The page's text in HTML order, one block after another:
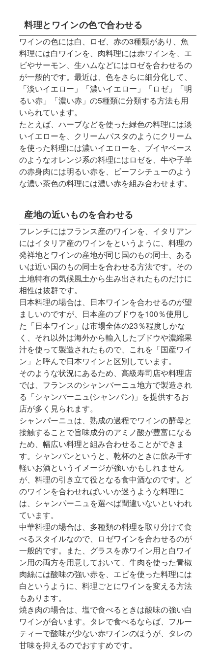
料理とワインの色で合わせる
ワインの色には白、ロゼ、赤の3種類があり、魚
料理には白ワインを、肉料理には赤ワインを、エ
ビやサーモン、生ハムなどにはロゼを合わせるの
が一般的です。最近は、色をさらに細分化して、
「淡いイエロー」「濃いイエロー」「ロゼ」「明
るい赤」「濃い赤」の5種類に分類する方法も用
いられています。
たとえば、ハーブなどを使った緑色の料理には淡
いイエローを、クリームパスタのようにクリーム
を使った料理には濃いイエローを、ブイヤベース
のようなオレンジ系の料理にはロゼを、牛や子羊
の赤身肉には明るい赤を、ビーフシチューのよう
な濃い茶色の料理には濃い赤を組み合わせます。
産地の近いものを合わせる
フレンチにはフランス産のワインを、イタリアン
にはイタリア産のワインをというように、料理の
発祥地とワインの産地が同じ国のもの同士、ある
いは近い国のもの同士を合わせる方法です。その
土地特有の気候風土から生み出されたものだけに
相性は抜群です。
日本料理の場合は、日本ワインを合わせるのが望
ましいのですが、日本産のブドウを100％使用し
た「日本ワイン」は市場全体の23％程度しかな
く、それ以外は海外から輸入したブドウや濃縮果
汁を使って製造されたもので、これを「国産ワイ
ン」と呼んで日本ワインと区別しています。
そのような状況にあるため、高級寿司店や料理店
では、フランスのシャンパーニュ地方で製造され
る「シャンパーニュ(シャンパン)」を提供するお
店が多く見られます。
シャンパーニュは、熟成の過程でワインの酵母と
接触することで旨味成分のアミノ酸が豊富になる
ため、幅広い料理と組み合わせることができま
す。シャンパンというと、乾杯のときに飲み干す
軽いお酒というイメージが強いかもしれません
が、料理の引き立て役となる食中酒なのです。ど
のワインを合わせればいいか迷うような料理に
は、シャンパーニュを選べば間違いないといわれ
ています。
中華料理の場合は、多種類の料理を取り分けて食
べるスタイルなので、ロゼワインを合わせるのが
一般的です。また、グラスを赤ワイン用と白ワイ
ン用の両方を用意しておいて、牛肉を使った青椒
肉絲には酸味の強い赤を、エビを使った料理には
白というように、料理ごとにワインを変える方法
もあります。
焼き肉の場合は、塩で食べるときは酸味の強い白
ワインが合います。タレで食べるならば、フルー
ティーで酸味が少ない赤ワインのほうが、タレの
甘味を抑えるのでおすすめです。